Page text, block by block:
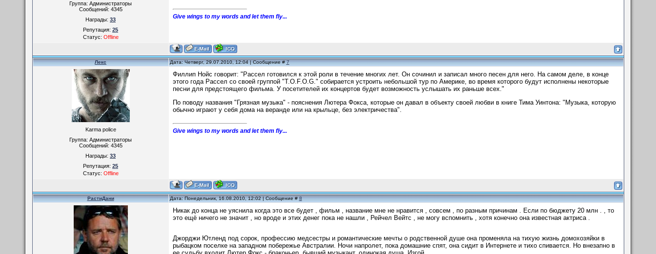
Группа: Администраторы
Сообщений:4345
Награды:33
Репутация:25
Статус:Offline
Give wings to my words and let them fly...
Лекс Дата: Четверг, 29.07.2010, 12:04 | Сообщение #7
Karma police
Группа: Администраторы
Сообщений:4345
Награды:33
Репутация:25
Статус:Offline
Филлип Нойс говорит: "Рассел готовился к этой роли в течение многих лет. Он сочинил и записал много песен для него. На самом деле, в конце
этого года Рассел со своей группой "T.O.F.O.G." собирается устроить небольшой тур по Америке, во время которого будут исполнены некоторые
песни для предстоящего фильма. У посетителей их концертов будет возможность услышать их раньше всех."
По поводу названия "Грязная музыка" - пояснения Лютера Фокса, которые он давал в объекту своей любви в книге Тима Уинтона: "Музыка, которую
обычно играют у себя дома на веранде или на крыльце, без электричества".
Give wings to my words and let them fly...
РастиДани Дата: Понедельник, 16.08.2010, 12:02 | Сообщение #8
Никак до конца не уяснила когда это все будет , фильм , название мне не нравится , совсем , по разным причинам . Если по бюджету 20 млн . , то
это ещё ничего не значит , но вроде и этих денег пока не нашли , Рейчел Вейтс , не могу вспомнить , хотя конечно она известная актриса .
Джорджи Ютленд под сорок, профессию медсестры и романтические мечты о родственной душе она променяла на тихую жизнь домохозяйки в
рыбацком поселке на западном побережье Австралии. Ночи напролет, пока домашние спят, она сидит в Интернете и тихо спивается. Но внезапно в